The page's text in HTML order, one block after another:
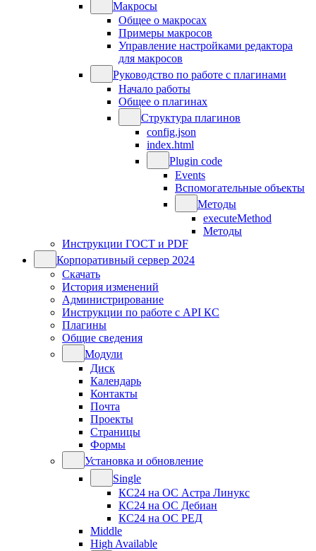
Макросы
Общее о макросах
Примеры макросов
Управление настройками редактора
для макросов
Руководство по работе с плагинами
Начало работы
Общее о плагинах
Структура плагинов
config.json
index.html
Plugin code
Events
Вспомогательные объекты
Методы
executeMethod
Методы
Инструкции ГОСТ и PDF
Корпоративный сервер 2024
Скачать
История изменений
Администрирование
Инструкции по работе с API КС
Плагины
Общие сведения
Модули
Диск
Календарь
Контакты
Почта
Проекты
Страницы
Формы
Установка и обновление
Single
КС24 на ОС Астра Линукс
КС24 на ОС Дебиан
КС24 на ОС РЕД
Middle
High Available